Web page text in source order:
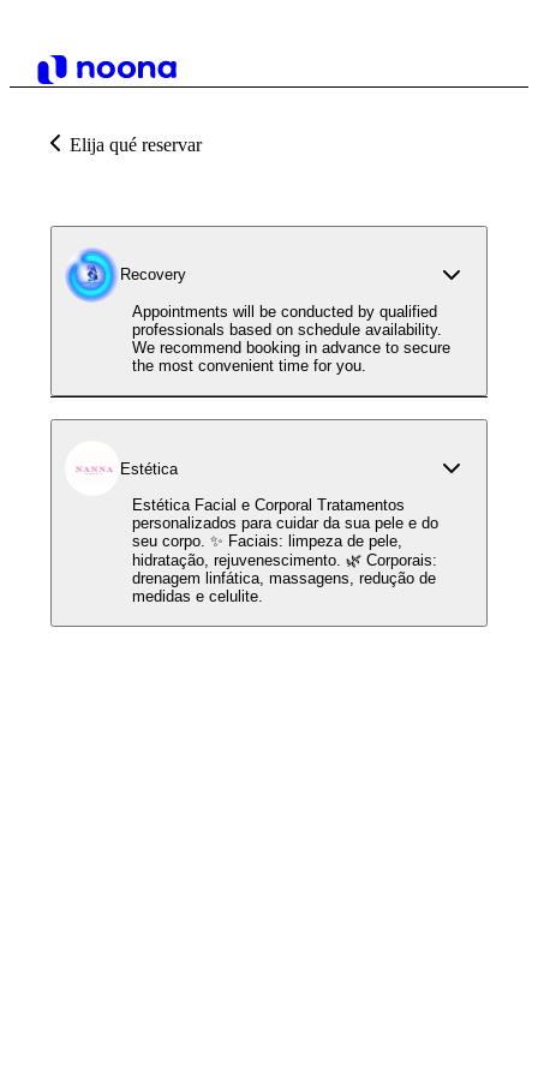
Elija qué reservar
Recovery
Appointments will be conducted by qualified
professionals based on schedule availability.
We recommend booking in advance to secure
the most convenient time for you.
Estética
Estética Facial e Corporal Tratamentos
personalizados para cuidar da sua pele e do
seu corpo. ✨ Faciais: limpeza de pele,
hidratação, rejuvenescimento. 🌿 Corporais:
drenagem linfática, massagens, redução de
medidas e celulite.